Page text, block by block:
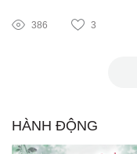
386 3
HÀNH ĐỘNG